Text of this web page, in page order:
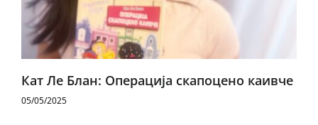
Кат Ле Блан: Операција скапоцено каивче
05/05/2025